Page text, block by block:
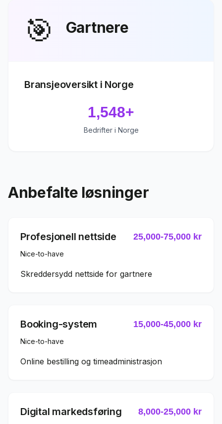
🎯 Gartnere
Bransjeoversikt i Norge
1,548+
Bedrifter i Norge
Anbefalte løsninger
Profesjonell nettside
Nice-to-have
25,000-75,000 kr
Skreddersydd nettside for gartnere
Booking-system
Nice-to-have
15,000-45,000 kr
Online bestilling og timeadministrasjon
Digital markedsføring 8,000-25,000 kr